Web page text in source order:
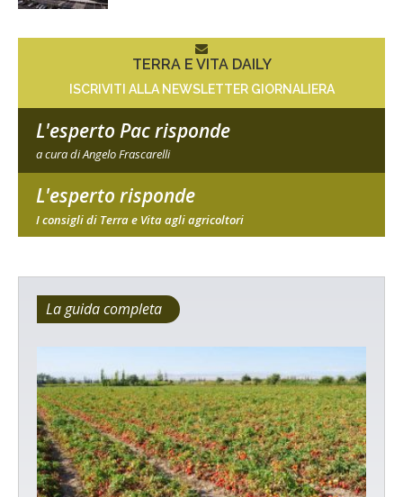
TERRA E VITA DAILY
ISCRIVITI ALLA NEWSLETTER GIORNALIERA
L'esperto Pac risponde
a cura di Angelo Frascarelli
L'esperto risponde
I consigli di Terra e Vita agli agricoltori
La guida completa